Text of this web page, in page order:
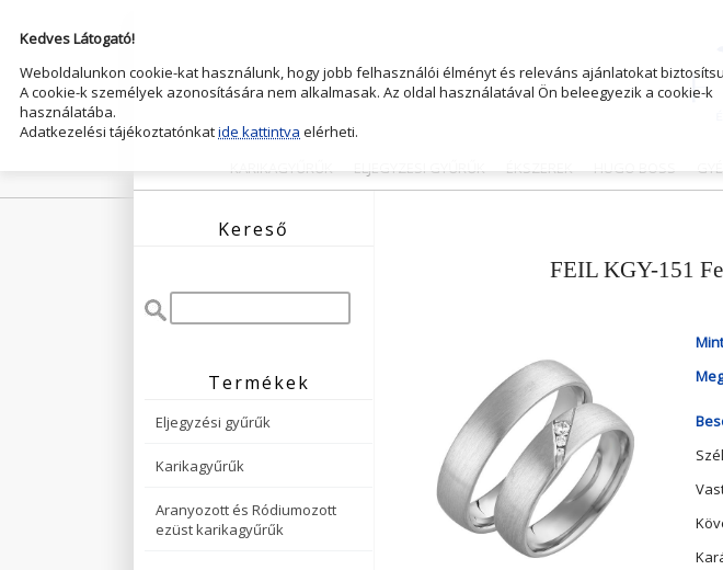
KARIKAGYŰRŰK ELJEGYZESI GYŰRŰK ÉKSZEREK HUGO BOSS
Kereső
Termékek
Eljegyzési gyűrűk
Karikagyűrűk
Aranyozott és Ródiumozott
ezüst karikagyűrűk
FEIL KGY-151
Kedves Látogató!
Weboldalunkon cookie-kat használunk, hogy jobb felhasználói élményt és releváns ajánlatokat
A cookie-k személyek azonosítására nem alkalmasak. Az oldal használatával Ön beleegyezik a cookie-k
használatába.
Adatkezelési tájékoztatónkatide kattintva elérheti.